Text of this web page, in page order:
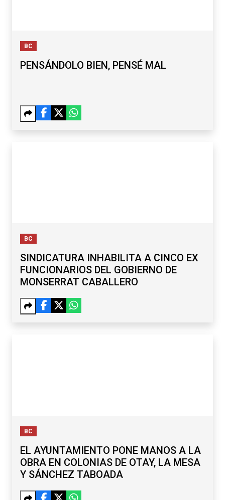
MONSERRAT CABALLERO
Y SÁNCHEZ TABOADA